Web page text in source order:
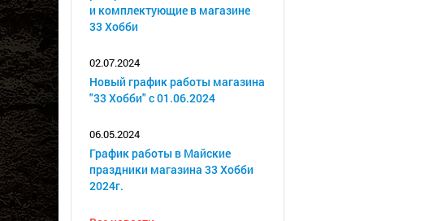
и комплектующие в магазине
33 Хобби
02.07.2024
Новый график работы магазина
"33 Хобби" с 01.06.2024
06.05.2024
График работы в Майские
праздники магазина 33 Хобби
2024г.